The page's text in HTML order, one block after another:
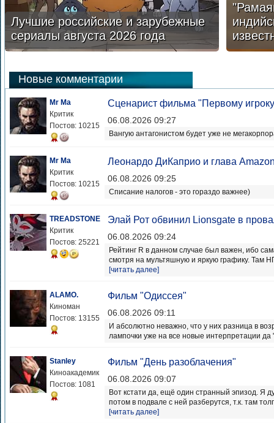
Лучшие российские и зарубежные
сериалы августа 2026 года
Новые комментарии
Mr Ma
Критик
Постов: 10215
Сценарист фильма "Первому
06.08.2026 09:27
Вангую антагонистом будет уже не
Mr Ma
Критик
Постов: 10215
Леонардо ДиКаприо и глава
06.08.2026 09:25
Списание налогов - это гораздо важнее)
TREADSTONE
Критик
Постов: 25221
Элай Рот обвинил Lionsgate в
06.08.2026 09:24
Рейтинг R в данном случае был важен, ибо
смотря на мультяшную и яркую графику. Там
[читать далее]
ALAMO.
Киноман
Постов: 13155
Фильм "Одиссея"
06.08.2026 09:11
И абсолютно неважно, что у них разница в
лампочки уже на все новые интерпретации да
Stanley
Киноакадемик
Постов: 1081
Фильм "День разоблачения"
06.08.2026 09:07
Вот кстати да, ещё один странный эпизод. Я
потом в подвале с ней разберутся, т.к. там
[читать далее]